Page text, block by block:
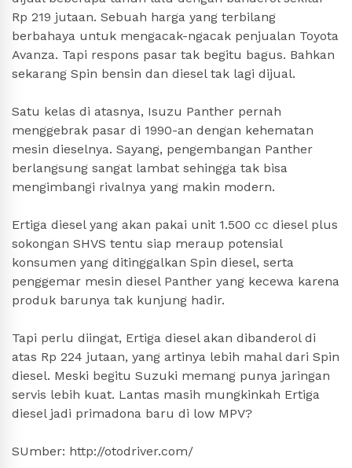
Rp 219 jutaan. Sebuah harga yang terbilang
berbahaya untuk mengacak-ngacak penjualan Toyota
Avanza. Tapi respons pasar tak begitu bagus. Bahkan
sekarang Spin bensin dan diesel tak lagi dijual.
Satu kelas di atasnya, Isuzu Panther pernah
menggebrak pasar di 1990-an dengan kehematan
mesin dieselnya. Sayang, pengembangan Panther
berlangsung sangat lambat sehingga tak bisa
mengimbangi rivalnya yang makin modern.
Ertiga diesel yang akan pakai unit 1.500 cc diesel plus
sokongan SHVS tentu siap meraup potensial
konsumen yang ditinggalkan Spin diesel, serta
penggemar mesin diesel Panther yang kecewa karena
produk barunya tak kunjung hadir.
Tapi perlu diingat, Ertiga diesel akan dibanderol di
atas Rp 224 jutaan, yang artinya lebih mahal dari Spin
diesel. Meski begitu Suzuki memang punya jaringan
servis lebih kuat. Lantas masih mungkinkah Ertiga
diesel jadi primadona baru di low MPV?
SUmber: http://otodriver.com/